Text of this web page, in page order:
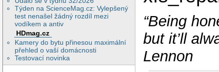
Týden na ScienceMag.cz: Vylepšený
test nenašel žádný rozdíl mezi
vodíkem a antiv
HDmag.cz
Kamery do bytu přinesou maximální
přehled o vaší domácnosti
Testovací novinka
“Being
but it’ll
Lennon